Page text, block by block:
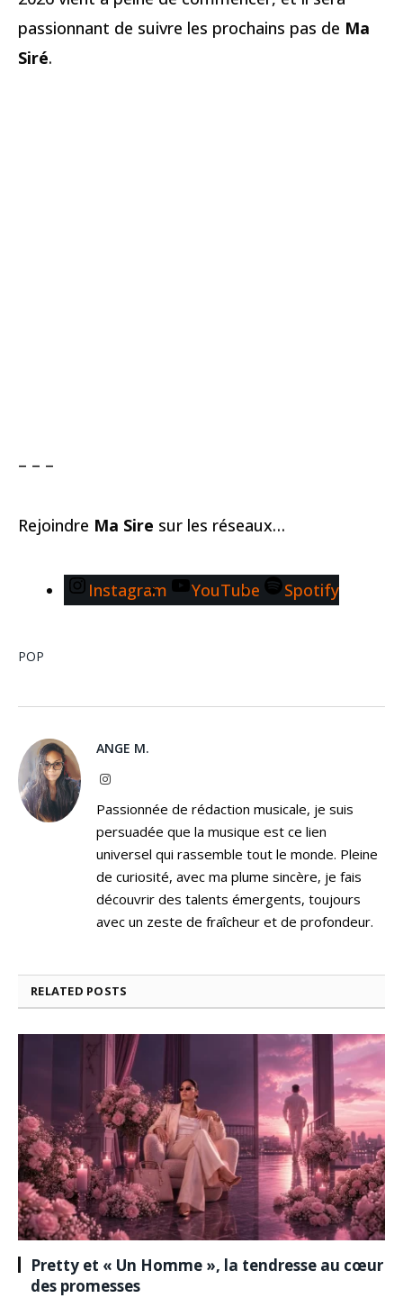
passionnant de suivre les prochains pas de Ma
Siré.
– – –
Rejoindre Ma Sire sur les réseaux…
Instagram YouTube Spotify
POP
ANGE M.
Instagram
Passionnée de rédaction musicale, je suis
persuadée que la musique est ce lien
universel qui rassemble tout le monde. Pleine
de curiosité, avec ma plume sincère, je fais
découvrir des talents émergents, toujours
avec un zeste de fraîcheur et de profondeur.
RELATED POSTS
Pretty et « Un Homme », la tendresse au cœur
des promesses